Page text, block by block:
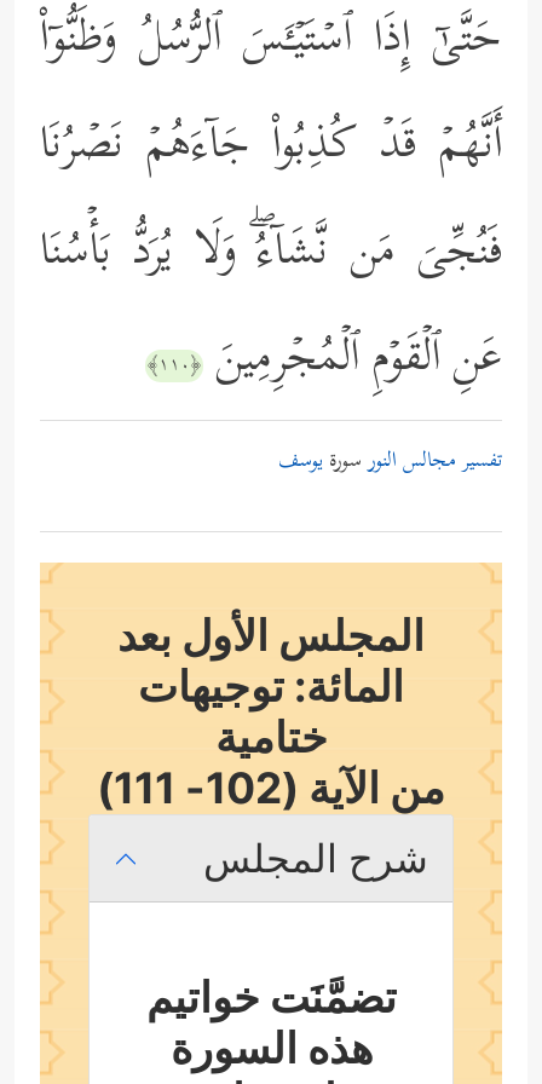
حَتَّىٰۤ إِذَا ٱسۡتَیۡـَٔسَ ٱلرُّسُلُ وَظَنُّوۤاْ
أَنَّهُمۡ قَدۡ كُذِبُواْ جَاۤءَهُمۡ نَصۡرُنَا
فَنُجِّیَ مَن نَّشَاۤءُۖ وَلَا یُرَدُّ بَأۡسُنَا
عَنِ ٱلۡقَوۡمِ ٱلۡمُجۡرِمِینَ ﴿١١٠﴾
تفسير مجالس النورسورةيوسف
المجلس الأول بعد
المائة: توجيهات
ختامية
من الآية (102- 111)
شرح المجلس
تضمَّنَت خواتيم
هذه السورة